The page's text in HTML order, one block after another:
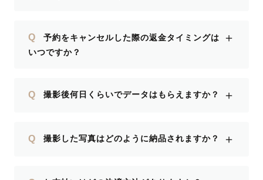
Q
予約をキャンセルした際の返金タイミングは
いつですか？
＋
Q 撮影後何日くらいでデータはもらえますか？ ＋
Q 撮影した写真はどのように納品されますか？ ＋